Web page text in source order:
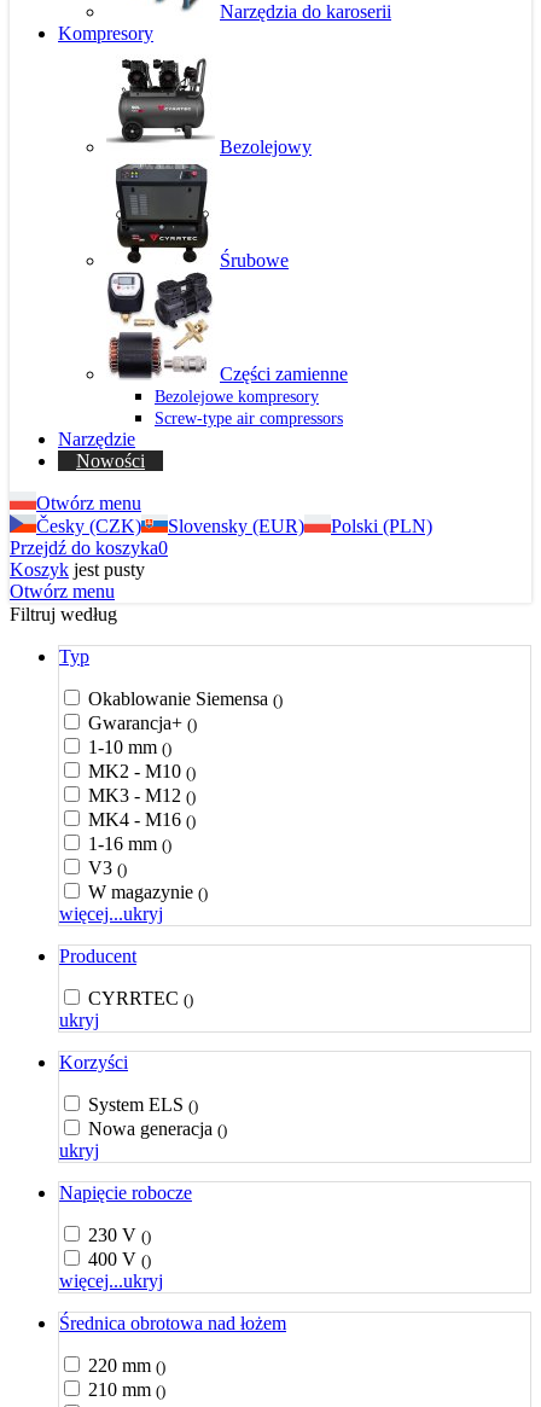
Narzędzia do karoserii
Kompresory
Bezolejowy
Śrubowe
Części zamienne
Bezolejowe kompresory
Screw-type air compressors
Narzędzie
Nowości
Otwórz menu
Česky (CZK)
Slovensky (EUR)
Polski (PLN)
Przejdź do koszyka0
Koszyk jest pusty
Otwórz menu
Filtruj według
Typ
Okablowanie Siemensa ()
Gwarancja+ ()
1-10 mm ()
MK2 - M10 ()
MK3 - M12 ()
MK4 - M16 ()
1-16 mm ()
V3 ()
W magazynie ()
więcej...ukryj
Producent
CYRRTEC ()
ukryj
Korzyści
System ELS ()
Nowa generacja ()
ukryj
Napięcie robocze
230 V ()
400 V ()
więcej...ukryj
Średnica obrotowa nad łożem
220 mm ()
210 mm ()